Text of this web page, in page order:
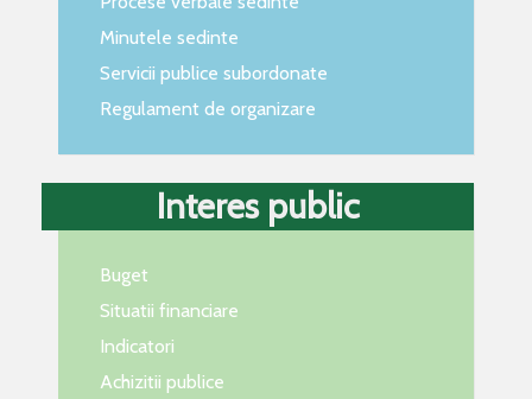
Minutele sedinte
Servicii publice subordonate
Regulament de organizare
Interes public
Buget
Situatii financiare
Indicatori
Achizitii publice